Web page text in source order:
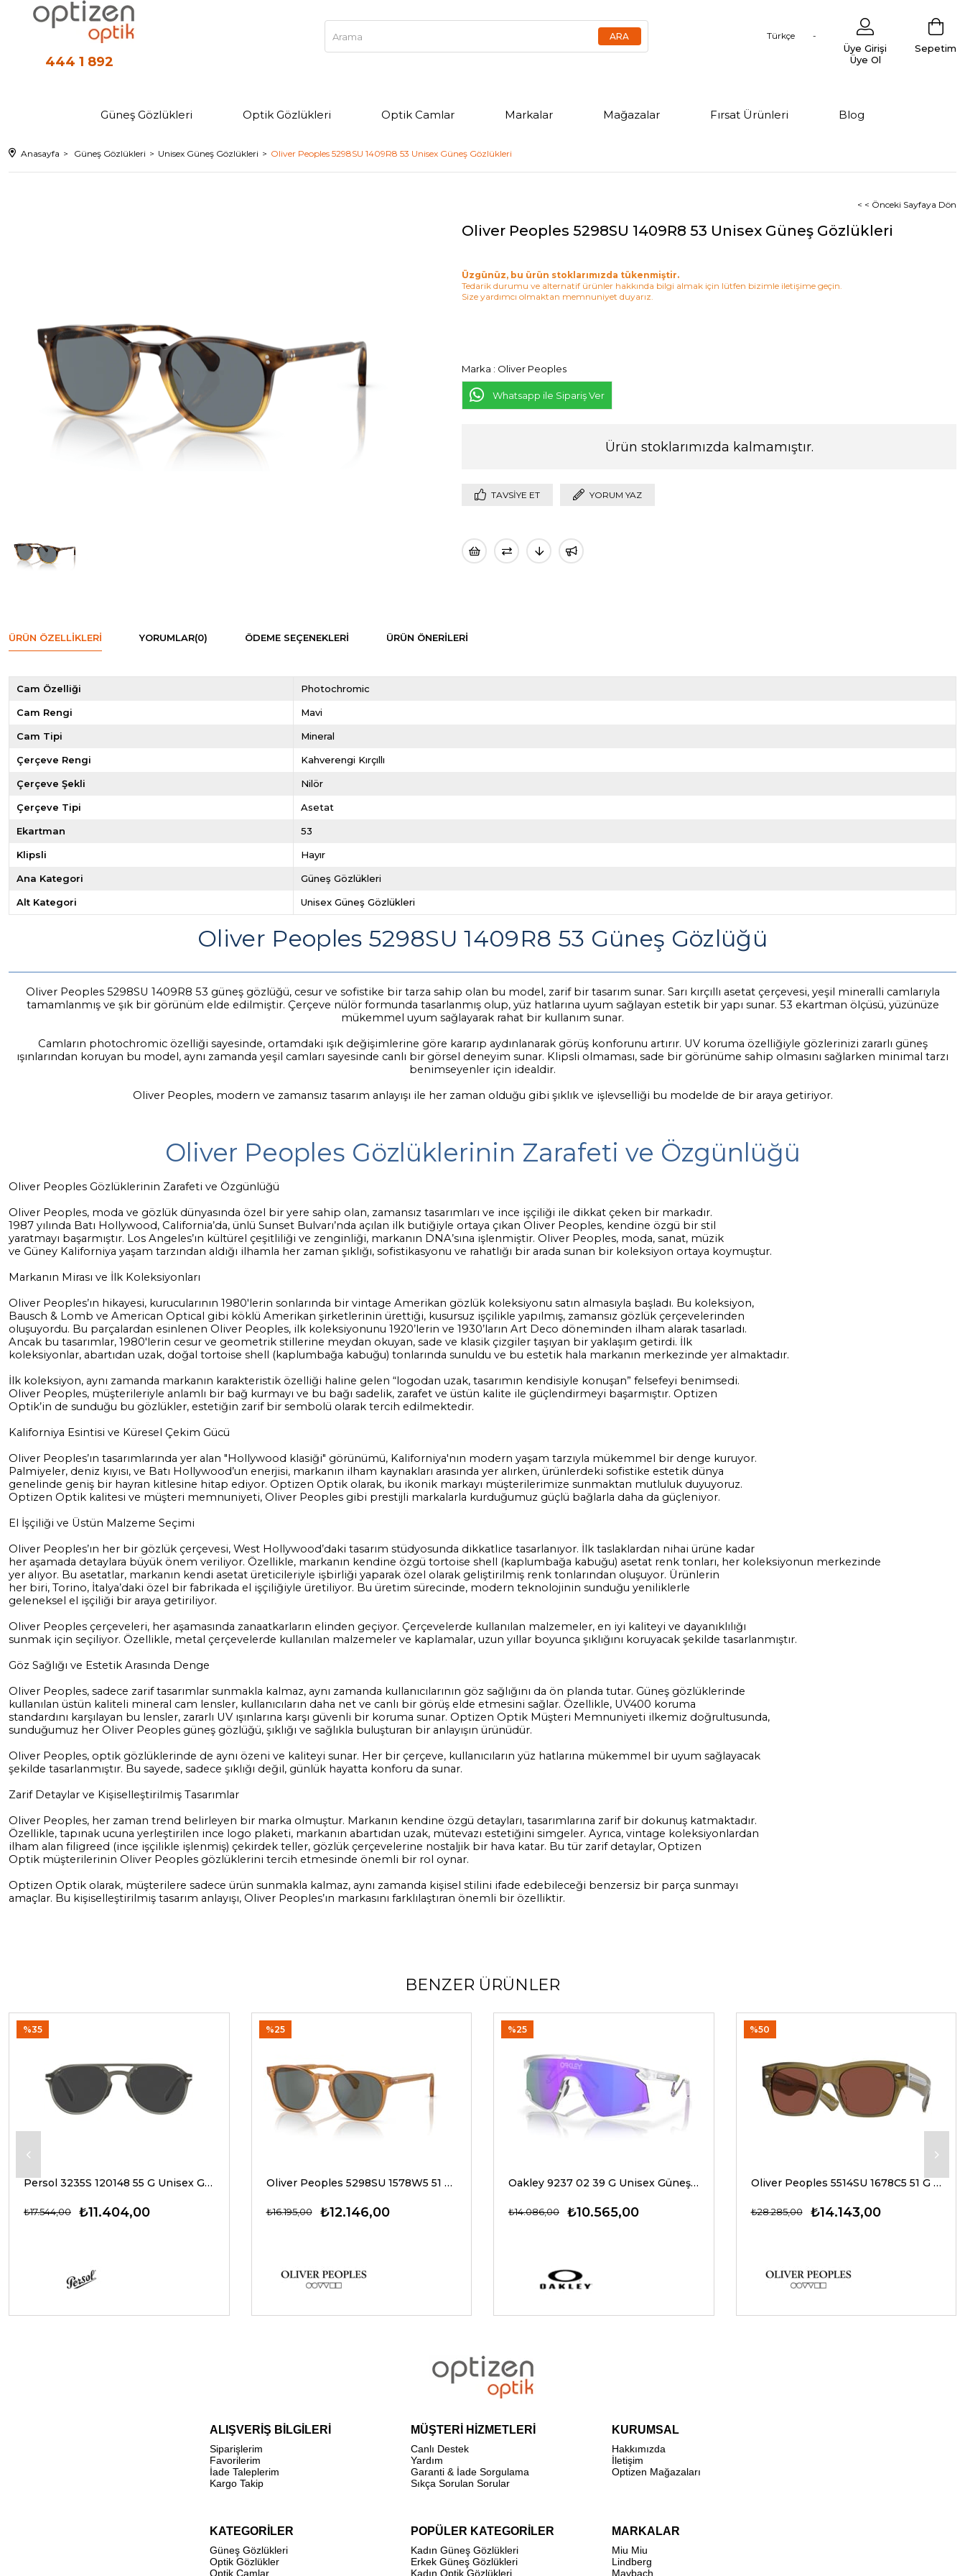
444 1 892
Türkçe
Sepetim
Üye Girişi
Üye Ol
Güneş Gözlükleri Optik Gözlükleri Optik Camlar Markalar Mağazalar Fırsat Ürünleri Blog
Anasayfa Güneş Gözlükleri Unisex Güneş Gözlükleri Oliver Peoples 5298SU 1409R8 53 Unisex Güneş Gözlükleri
< < Önceki Sayfaya Dön
Oliver Peoples 5298SU 1409R8 53 Unisex Güneş Gözlükleri
Üzgünüz, bu ürün stoklarımızda tükenmiştir.
Tedarik durumu ve alternatif ürünler hakkında bilgi almak için lütfen bizimle iletişime geçin.
Size yardımcı olmaktan memnuniyet duyarız.
Marka : Oliver Peoples
Whatsapp ile Sipariş Ver
Ürün stoklarımızda kalmamıştır.
TAVSIYE ET YORUM YAZ
ÜRÜN ÖZELLIKLERI YORUMLAR(0) ÖDEME SEÇENEKLERI ÜRÜN ÖNERILERI
Cam Özelliği Photochromic
Cam Rengi Mavi
Cam Tipi Mineral
Çerçeve Rengi Kahverengi Kırçıllı
Çerçeve Şekli Nilör
Çerçeve Tipi Asetat
Ekartman 53
Klipsli Hayır
Ana Kategori Güneş Gözlükleri
Alt Kategori Unisex Güneş Gözlükleri
Oliver Peoples 5298SU 1409R8 53 Güneş Gözlüğü
Oliver Peoples 5298SU 1409R8 53 güneş gözlüğü, cesur ve sofistike bir tarza sahip olan bu model, zarif bir tasarım sunar. Sarı kırçıllı asetat çerçevesi, yeşil mineralli camlarıyla
tamamlanmış ve şık bir görünüm elde edilmiştir. Çerçeve nülör formunda tasarlanmış olup, yüz hatlarına uyum sağlayan estetik bir yapı sunar. 53 ekartman ölçüsü, yüzünüze
mükemmel uyum sağlayarak rahat bir kullanım sunar.
Camların photochromic özelliği sayesinde, ortamdaki ışık değişimlerine göre kararıp aydınlanarak görüş konforunu artırır. UV koruma özelliğiyle gözlerinizi zararlı güneş
ışınlarından koruyan bu model, aynı zamanda yeşil camları sayesinde canlı bir görsel deneyim sunar. Klipsli olmaması, sade bir görünüme sahip olmasını sağlarken minimal tarzı
benimseyenler için idealdir.
Oliver Peoples, modern ve zamansız tasarım anlayışı ile her zaman olduğu gibi şıklık ve işlevselliği bu modelde de bir araya getiriyor.
Oliver Peoples Gözlüklerinin Zarafeti ve Özgünlüğü
Oliver Peoples Gözlüklerinin Zarafeti ve Özgünlüğü
Oliver Peoples, moda ve gözlük dünyasında özel bir yere sahip olan, zamansız tasarımları ve ince işçiliği ile dikkat çeken bir markadır.
1987 yılında Batı Hollywood, California’da, ünlü Sunset Bulvarı’nda açılan ilk butiğiyle ortaya çıkan Oliver Peoples, kendine özgü bir stil
yaratmayı başarmıştır. Los Angeles’ın kültürel çeşitliliği ve zenginliği, markanın DNA’sına işlenmiştir. Oliver Peoples, moda, sanat, müzik
ve Güney Kaliforniya yaşam tarzından aldığı ilhamla her zaman şıklığı, sofistikasyonu ve rahatlığı bir arada sunan bir koleksiyon ortaya koymuştur.
Markanın Mirası ve İlk Koleksiyonları
Oliver Peoples’ın hikayesi, kurucularının 1980'lerin sonlarında bir vintage Amerikan gözlük koleksiyonu satın almasıyla başladı. Bu koleksiyon,
Bausch & Lomb ve American Optical gibi köklü Amerikan şirketlerinin ürettiği, kusursuz işçilikle yapılmış, zamansız gözlük çerçevelerinden
oluşuyordu. Bu parçalardan esinlenen Oliver Peoples, ilk koleksiyonunu 1920’lerin ve 1930’ların Art Deco döneminden ilham alarak tasarladı.
Ancak bu tasarımlar, 1980'lerin cesur ve geometrik stillerine meydan okuyan, sade ve klasik çizgiler taşıyan bir yaklaşım getirdi. İlk
koleksiyonlar, abartıdan uzak, doğal tortoise shell (kaplumbağa kabuğu) tonlarında sunuldu ve bu estetik hala markanın merkezinde yer almaktadır.
İlk koleksiyon, aynı zamanda markanın karakteristik özelliği haline gelen “logodan uzak, tasarımın kendisiyle konuşan” felsefeyi benimsedi.
Oliver Peoples, müşterileriyle anlamlı bir bağ kurmayı ve bu bağı sadelik, zarafet ve üstün kalite ile güçlendirmeyi başarmıştır. Optizen
Optik’in de sunduğu bu gözlükler, estetiğin zarif bir sembolü olarak tercih edilmektedir.
Kaliforniya Esintisi ve Küresel Çekim Gücü
Oliver Peoples’ın tasarımlarında yer alan "Hollywood klasiği" görünümü, Kaliforniya'nın modern yaşam tarzıyla mükemmel bir denge kuruyor.
Palmiyeler, deniz kıyısı, ve Batı Hollywood’un enerjisi, markanın ilham kaynakları arasında yer alırken, ürünlerdeki sofistike estetik dünya
genelinde geniş bir hayran kitlesine hitap ediyor. Optizen Optik olarak, bu ikonik markayı müşterilerimize sunmaktan mutluluk duyuyoruz.
Optizen Optik kalitesi ve müşteri memnuniyeti, Oliver Peoples gibi prestijli markalarla kurduğumuz güçlü bağlarla daha da güçleniyor.
El İşçiliği ve Üstün Malzeme Seçimi
Oliver Peoples’ın her bir gözlük çerçevesi, West Hollywood’daki tasarım stüdyosunda dikkatlice tasarlanıyor. İlk taslaklardan nihai ürüne kadar
her aşamada detaylara büyük önem veriliyor. Özellikle, markanın kendine özgü tortoise shell (kaplumbağa kabuğu) asetat renk tonları, her koleksiyonun merkezinde
yer alıyor. Bu asetatlar, markanın kendi asetat üreticileriyle işbirliği yaparak özel olarak geliştirilmiş renk tonlarından oluşuyor. Ürünlerin
her biri, Torino, İtalya’daki özel bir fabrikada el işçiliğiyle üretiliyor. Bu üretim sürecinde, modern teknolojinin sunduğu yeniliklerle
geleneksel el işçiliği bir araya getiriliyor.
Oliver Peoples çerçeveleri, her aşamasında zanaatkarların elinden geçiyor. Çerçevelerde kullanılan malzemeler, en iyi kaliteyi ve dayanıklılığı
sunmak için seçiliyor. Özellikle, metal çerçevelerde kullanılan malzemeler ve kaplamalar, uzun yıllar boyunca şıklığını koruyacak şekilde tasarlanmıştır.
Göz Sağlığı ve Estetik Arasında Denge
Oliver Peoples, sadece zarif tasarımlar sunmakla kalmaz, aynı zamanda kullanıcılarının göz sağlığını da ön planda tutar. Güneş gözlüklerinde
kullanılan üstün kaliteli mineral cam lensler, kullanıcıların daha net ve canlı bir görüş elde etmesini sağlar. Özellikle, UV400 koruma
standardını karşılayan bu lensler, zararlı UV ışınlarına karşı güvenli bir koruma sunar. Optizen Optik Müşteri Memnuniyeti ilkemiz doğrultusunda,
sunduğumuz her Oliver Peoples güneş gözlüğü, şıklığı ve sağlıkla buluşturan bir anlayışın ürünüdür.
Oliver Peoples, optik gözlüklerinde de aynı özeni ve kaliteyi sunar. Her bir çerçeve, kullanıcıların yüz hatlarına mükemmel bir uyum sağlayacak
şekilde tasarlanmıştır. Bu sayede, sadece şıklığı değil, günlük hayatta konforu da sunar.
Zarif Detaylar ve Kişiselleştirilmiş Tasarımlar
Oliver Peoples, her zaman trend belirleyen bir marka olmuştur. Markanın kendine özgü detayları, tasarımlarına zarif bir dokunuş katmaktadır.
Özellikle, tapınak ucuna yerleştirilen ince logo plaketi, markanın abartıdan uzak, mütevazı estetiğini simgeler. Ayrıca, vintage koleksiyonlardan
ilham alan filigreed (ince işçilikle işlenmiş) çekirdek teller, gözlük çerçevelerine nostaljik bir hava katar. Bu tür zarif detaylar, Optizen
Optik müşterilerinin Oliver Peoples gözlüklerini tercih etmesinde önemli bir rol oynar.
Optizen Optik olarak, müşterilere sadece ürün sunmakla kalmaz, aynı zamanda kişisel stilini ifade edebileceği benzersiz bir parça sunmayı
amaçlar. Bu kişiselleştirilmiş tasarım anlayışı, Oliver Peoples’ın markasını farklılaştıran önemli bir özelliktir.
BENZER ÜRÜNLER
Persol 3235S 120148 55 G Unisex Güneş Gözlükleri
₺11.404,00
₺17.544,00
%35
Oliver Peoples 5298SU 1578W5 51 G Unisex Güneş Gözlükleri
₺12.146,00
₺16.195,00
%25
Oakley 9237 02 39 G Unisex Güneş Gözlükleri
₺10.565,00
₺14.086,00
%25
Oliver Peoples 5514SU 1678C5 51 G Unisex Güneş Gözlükleri
₺14.143,00
₺28.285,00
%50
ALIŞVERİŞ BİLGİLERİ
Siparişlerim
Favorilerim
İade Taleplerim
Kargo Takip
MÜŞTERİ HİZMETLERİ
Canlı Destek
Yardım
Garanti & İade Sorgulama
Sıkça Sorulan Sorular
KURUMSAL
Hakkımızda
İletişim
Optizen Mağazaları
KATEGORİLER
Güneş Gözlükleri
Optik Gözlükler
Optik Camlar
POPÜLER KATEGORİLER
Kadın Güneş Gözlükleri
Erkek Güneş Gözlükleri
Kadın Optik Gözlükleri
MARKALAR
Miu Miu
Lindberg
Maybach